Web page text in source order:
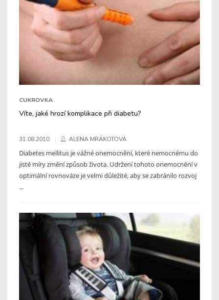
CUKROVKA
Víte, jaké hrozí komplikace při diabetu?
31.08.2010 ALENA MRÁKOTOVÁ
Diabetes mellitus je vážné onemocnění, které nemocnému do
jisté míry změní způsob života. Udržení tohoto onemocnění v
optimální rovnováze je velmi důležité, aby se zabránilo rozvoj
...